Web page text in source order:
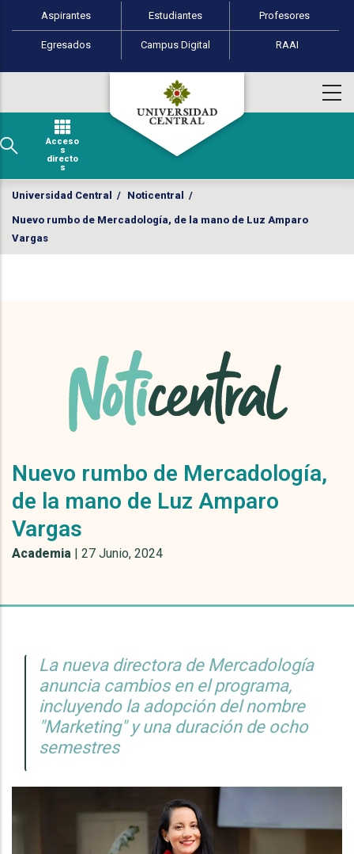
Pasar al contenido principal
Perfiles de usuario
Aspirantes Estudiantes Profesores
Egresados Campus Digital RAAI
Acceso
s
directo
s
Universidad Central / Noticentral /
Nuevo rumbo de Mercadología, de la mano de Luz Amparo
Vargas
Nuevo rumbo de Mercadología,
de la mano de Luz Amparo
Vargas
Academia | 27 Junio, 2024
La nueva directora de Mercadología
anuncia cambios en el programa,
incluyendo la adopción del nombre
"Marketing" y una duración de ocho
semestres